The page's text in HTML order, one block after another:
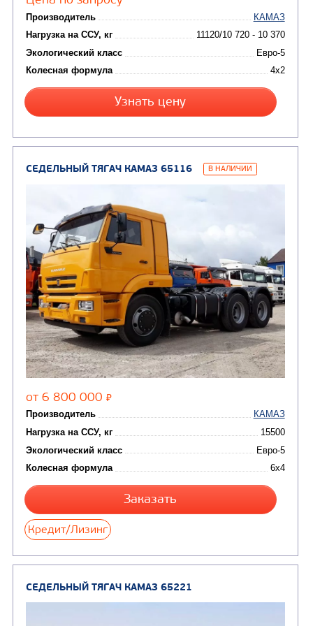
СЕДЕЛЬНЫЙ ТЯГАЧ КАМАЗ 5490
Цена по запросу
Производитель
Нагрузка на ССУ, кг
11120/10
Экологический класс
Узнать цену
СЕДЕЛЬНЫЙ ТЯГАЧ КАМАЗ 65116 В